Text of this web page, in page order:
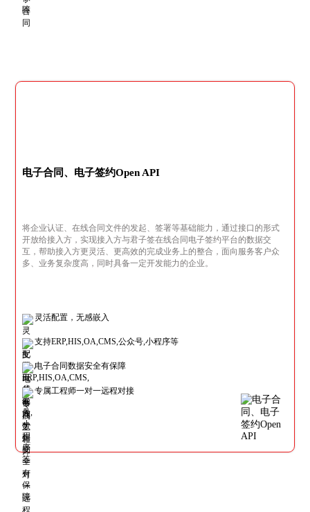
电子合同、电子签约Open API
将企业认证、在线合同文件的发起、签署等基础能力，通过接口的形式
开放给接入方，实现接入方与君子签在线合同电子签约平台的数据交
互，帮助接入方更灵活、更高效的完成业务上的整合，面向服务客户众
多、业务复杂度高，同时具备一定开发能力的企业。
灵活配置，无感嵌入
支持ERP,HIS,OA,CMS,公众号,小程序等
电子合同数据安全有保障
专属工程师一对一远程对接